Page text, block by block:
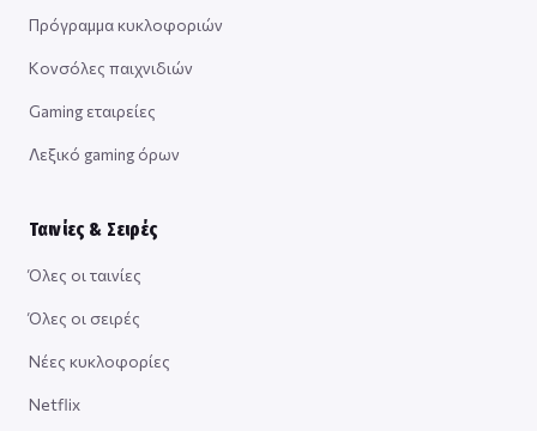
Πρόγραμμα κυκλοφοριών
Κονσόλες παιχνιδιών
Gaming εταιρείες
Λεξικό gaming όρων
Ταινίες & Σειρές
Όλες οι ταινίες
Όλες οι σειρές
Νέες κυκλοφορίες
Netflix